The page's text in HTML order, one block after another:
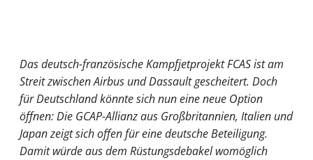
Das deutsch-französische Kampfjetprojekt FCAS ist am
Streit zwischen Airbus und Dassault gescheitert. Doch
für Deutschland könnte sich nun eine neue Option
öffnen: Die GCAP-Allianz aus Großbritannien, Italien und
Japan zeigt sich offen für eine deutsche Beteiligung.
Damit würde aus dem Rüstungsdebakel womöglich